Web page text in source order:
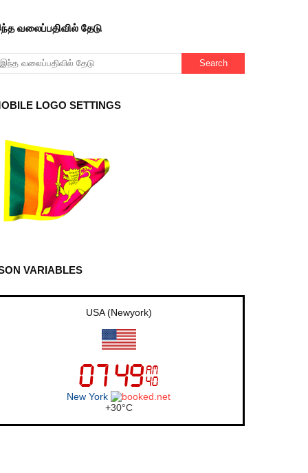
வலைப்பதிவில் தேடு
LOGO SETTINGS
VARIABLES
UK (London)
London
+22°C